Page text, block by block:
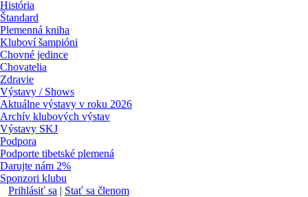
História
Štandard
Plemenná kniha
Kluboví šampióni
Chovné jedince
Chovatelia
Zdravie
Výstavy / Shows
Aktuálne výstavy v roku 2026
Archív klubových výstav
Výstavy SKJ
Podpora
Podporte tibetské plemená
Darujte nám 2%
Sponzori klubu
Prihlásiť sa | Stať sa členom